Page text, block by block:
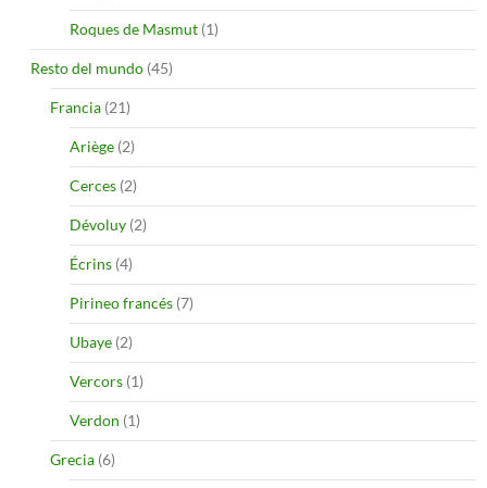
Roques de Masmut (1)
Resto del mundo (45)
Francia (21)
Ariège (2)
Cerces (2)
Dévoluy (2)
Écrins (4)
Pirineo francés (7)
Ubaye (2)
Vercors (1)
Verdon (1)
Grecia (6)